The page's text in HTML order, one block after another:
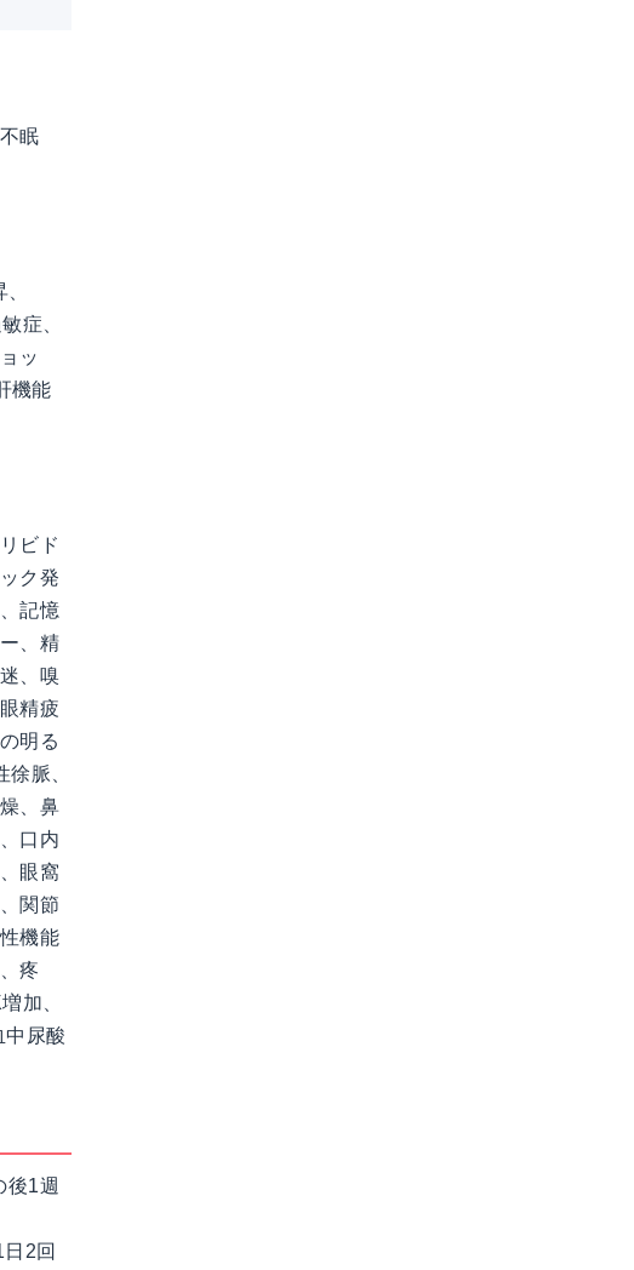
眠
症、
ッ
機能
ビド
ク発
記憶
、精
、嗅
精疲
明る
脈、
、鼻
口内
眼窩
関節
機能
疼
加、
尿酸
後1週
2回